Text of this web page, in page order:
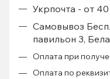
Укрпочта - от 40
Самовывоз
павильон 3,
Оплата при
Оплата по